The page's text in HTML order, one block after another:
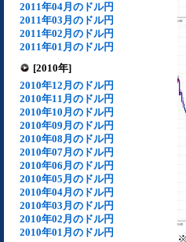
2011年04月のドル円
2011年03月のドル円
2011年02月のドル円
2011年01月のドル円
[2010年]
2010年12月のドル円
2010年11月のドル円
2010年10月のドル円
2010年09月のドル円
2010年08月のドル円
2010年07月のドル円
2010年06月のドル円
2010年05月のドル円
2010年04月のドル円
2010年03月のドル円
2010年02月のドル円
2010年01月のドル円